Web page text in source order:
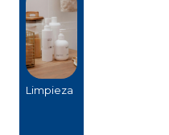
Limpieza